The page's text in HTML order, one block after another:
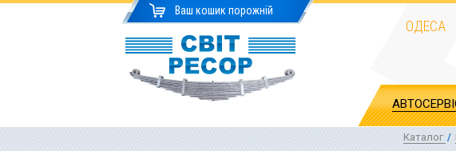
Ваш кошик порожній
ОДЕСА
Каталог /